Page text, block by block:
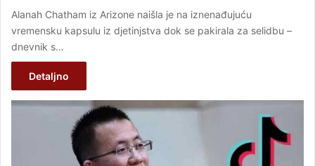
Alanah Chatham iz Arizone naišla je na iznenađujuću
vremensku kapsulu iz djetinjstva dok se pakirala za selidbu –
dnevnik s…
Detaljno